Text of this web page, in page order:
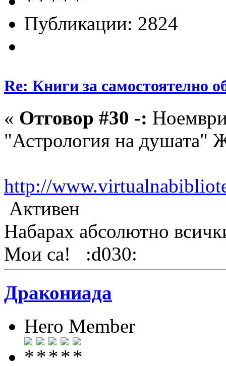
Публикации: 2824
Re: Книги за самостоятелно
« Отговор #30 -:
"Астрология на душата"
http://
Активен
Набарах абсолютно
Мои са! :d030:
Дракониада
Hero Member